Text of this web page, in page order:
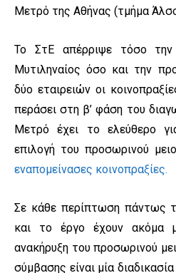
Μετρό της Αθήνας (τμήμα
Το ΣτΕ απέρριψε τόσο
Μυτιληναίος όσο και την
δύο εταιρειών οι
περάσει στη β’ φάση του
Μετρό έχει το ελεύθερο
επιλογή του προσωρινού
εναπομείνασες κοινοπραξίες.
Σε κάθε περίπτωση πάντως
και το έργο έχουν ακόμα
ανακήρυξη του προσωρινού
σύμβασης είναι μία